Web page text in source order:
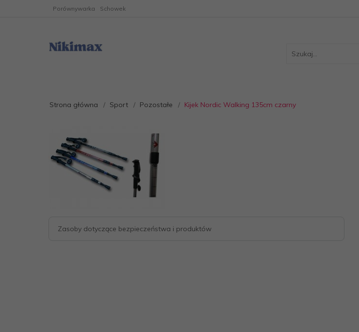
Porównywarka Schowek
Strona główna Sport Pozostałe Kijek Nordic Walking 135cm czarny
Zasoby dotyczące bezpieczeństwa i produktów